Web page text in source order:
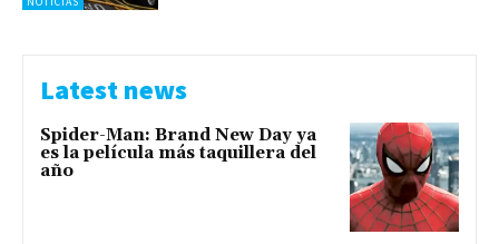
Latest news
Spider-Man: Brand New Day ya
es la película más taquillera del
año